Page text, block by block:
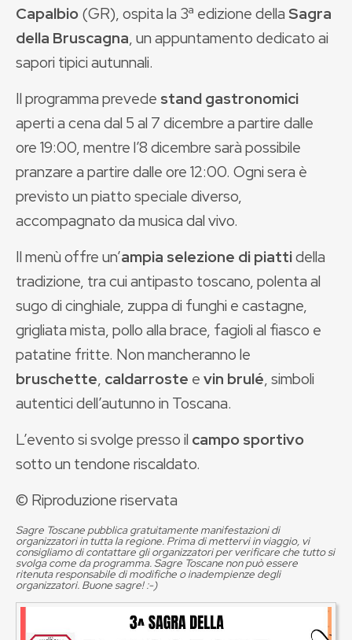
Capalbio(GR), ospita la 3ª edizione dellaSagra
della Bruscagna, un appuntamento dedicato ai
sapori tipici autunnali.
Il programma prevede stand gastronomici
aperti a cena dal 5 al 7 dicembre a partire dalle
ore 19:00, mentre l’8 dicembre sarà possibile
pranzare a partire dalle ore 12:00. Ogni sera è
previsto un piatto speciale diverso,
accompagnato da musica dal vivo.
Il menù offre un’ampia selezione di piattidella
tradizione, tra cui antipasto toscano, polenta al
sugo di cinghiale, zuppa di funghi e castagne,
grigliata mista, pollo alla brace, fagioli al fiasco e
patatine fritte. Non mancheranno le
bruschette, caldarroste evin brulé, simboli
autentici dell’autunno in Toscana.
L’evento si svolge presso il campo sportivo
sotto un tendone riscaldato.
© Riproduzione riservata
Sagre Toscane pubblica gratuitamente manifestazioni di
organizzatori in tutta la regione. Prima di mettervi in viaggio, vi
consigliamo di contattare gli organizzatori per verificare che tutto si
svolga come da programma. Sagre Toscane non può essere
ritenuta responsabile di modifiche o inadempienze degli
organizzatori. Buone sagre! :-)